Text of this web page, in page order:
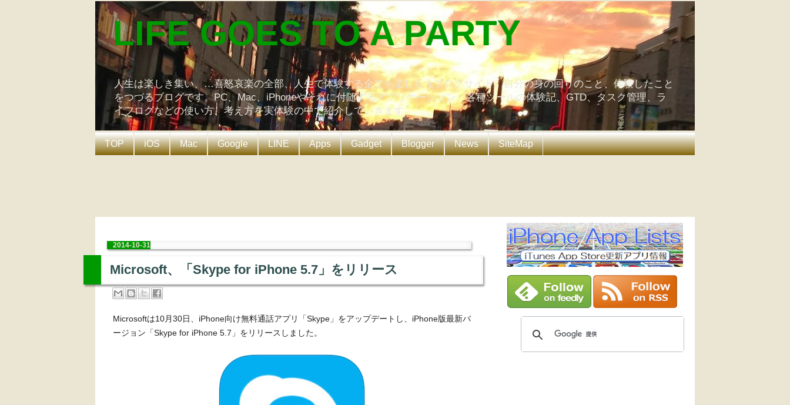
LIFE GOES TO A PARTY
人生は楽しき集い、…喜怒哀楽の全部、人生で体験する全てを楽しもうブログサイト。自分の身の回りのこと、体験したこと
をつづるブログです。PC、Mac、iPhoneやそれに付随するアプリケーション、各種ツールの体験記、GTD、タスク管理、ラ
イフログなどの使い方、考え方を実体験の中で紹介していきます。
TOP iOS Mac Google LINE Apps Gadget Blogger News SiteMap
2014-10-31
Microsoft、「Skype for iPhone 5.7」をリリース
Microsoftは10月30日、iPhone向け無料通話アプリ「Skype」をアップデートし、iPhone版最新バ
ージョン「Skype for iPhone 5.7」をリリースしました。